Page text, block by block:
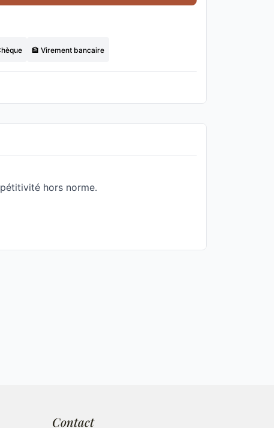
🏦 Virement bancaire
hors norme.
Contact